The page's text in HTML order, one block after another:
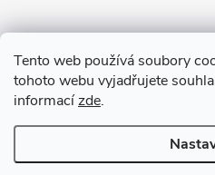
Tento web používá soubory
tohoto webu vyjadřujete
informacízde.
Copyright 2026VV DESIGN.